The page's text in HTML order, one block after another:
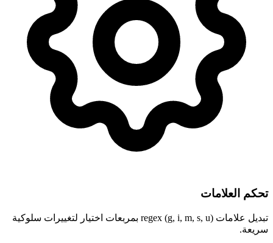
تحكم العلامات
تبديل علامات regex (g, i, m, s, u) بمربعات اختيار لتغييرات سلوكية
سريعة.